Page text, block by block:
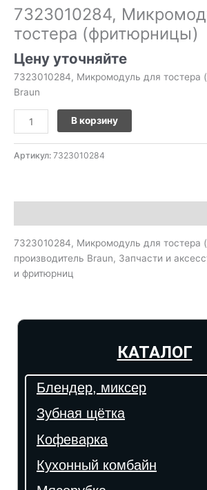
7323010284,
тостера (фритюрницы)
Цену уточняйте
7323010284, Микромодуль для тостера
Braun
В корзину
Артикул: 7323010284
7323010284, Микромодуль для тостера
производитель Braun, Запчасти и
и фритюрниц
КАТАЛОГ
Блендер, миксер
Зубная щётка
Кофеварка
Кухонный комбайн